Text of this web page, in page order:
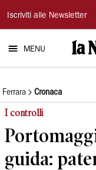
La
Nuova
Ferrara
Iscriviti alle Newsletter
MENU
Ferrara Cronaca
I controlli
guida: